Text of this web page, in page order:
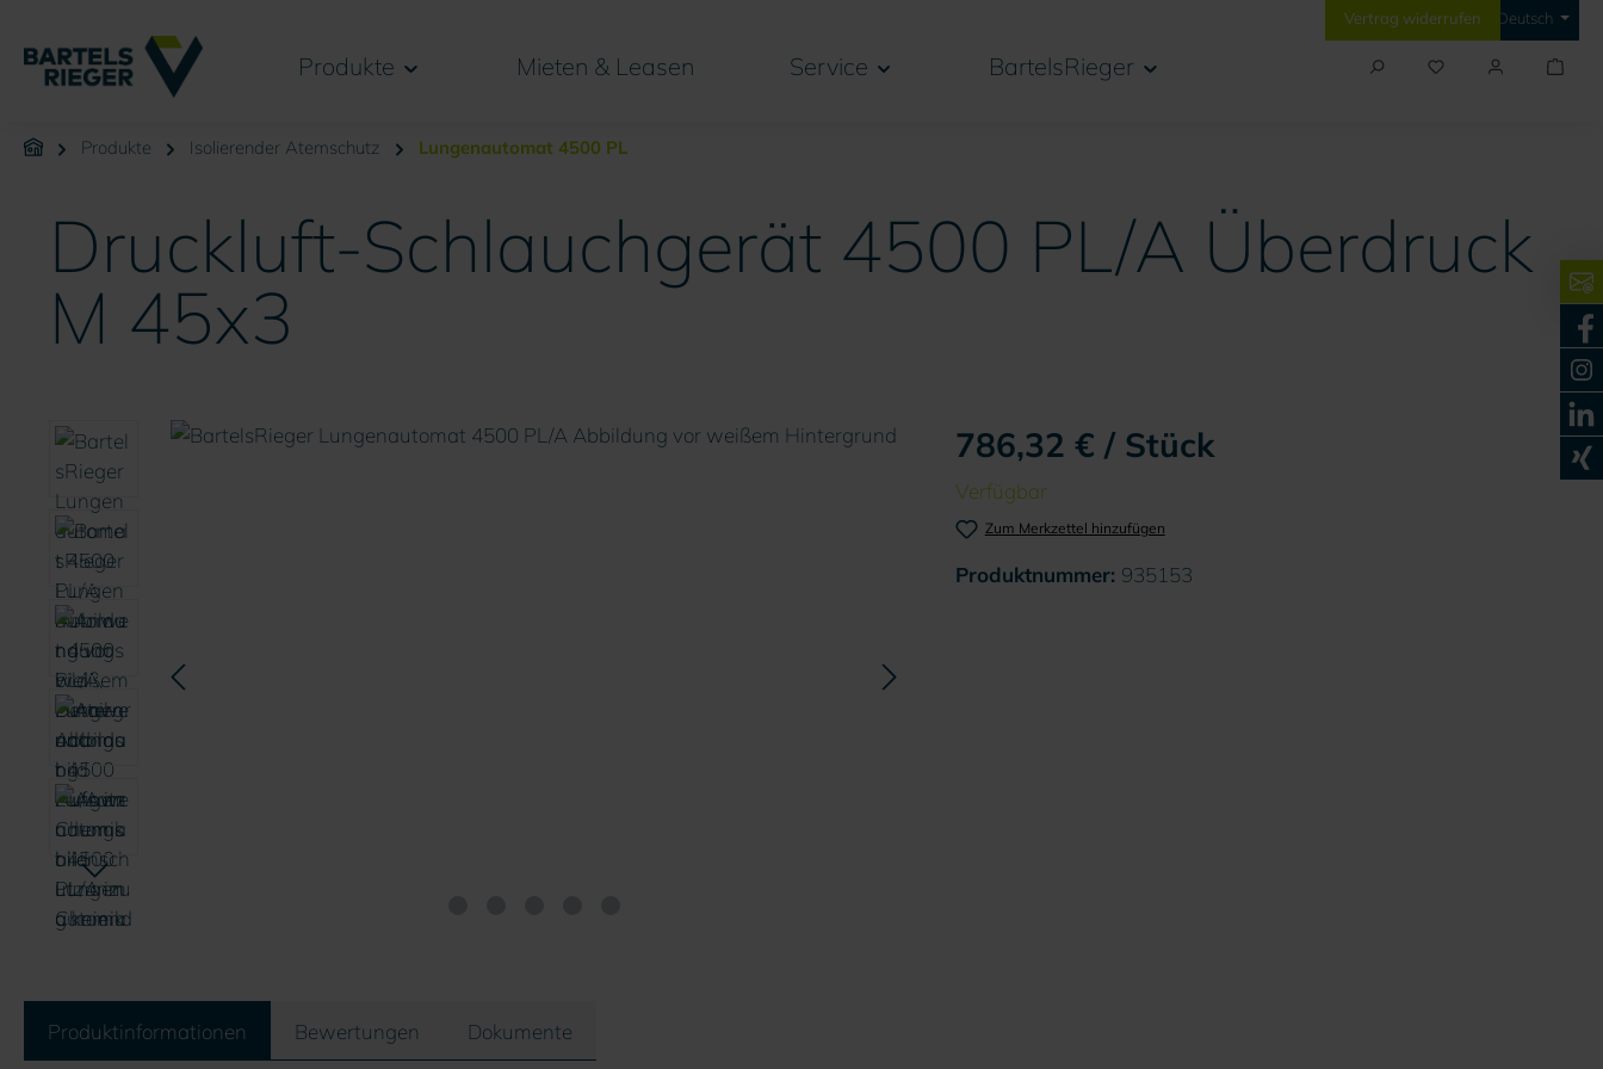
Vertrag widerrufen Deutsch
Produkte Mieten & Leasen Service BartelsRieger
Produkte Isolierender Atemschutz Lungenautomat 4500 PL
Druckluft-Schlauchgerät 4500 PL/A Überdruck
M 45x3
Bildergalerie überspringen 786,32 € / Stück
Verfügbar
Zum Merkzettel hinzufügen
Produktnummer: 935153
Produktinformationen Bewertungen Dokumente